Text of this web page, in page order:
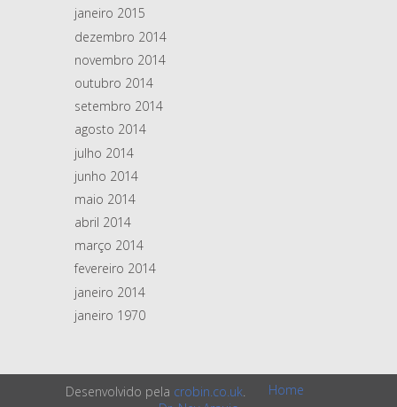
janeiro 2015
dezembro 2014
novembro 2014
outubro 2014
setembro 2014
agosto 2014
julho 2014
junho 2014
maio 2014
abril 2014
março 2014
fevereiro 2014
janeiro 2014
janeiro 1970
Desenvolvido pela crobin.co.uk.
Home